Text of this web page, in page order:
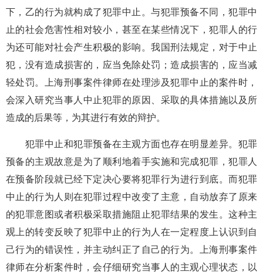
下，乙的行为就构成了犯罪中止。与犯罪预备不同，犯罪中
止的社会危害性相对较小，甚至在某些情况下，犯罪人的行
为还可能对社会产生积极的影响。我国刑法规定，对于中止
犯，没有造成损害的，应当免除处罚；造成损害的，应当减
轻处罚。上海刑事案件律师在处理涉及犯罪中止的案件时，
会深入研究当事人中止犯罪的原因、采取的具体措施以及所
造成的后果等，为其进行有效的辩护。
犯罪中止和犯罪预备在主观方面也存在明显差异。犯罪
预备的主观故意是为了顺利地着手实施和完成犯罪，犯罪人
在预备阶段就已经下定决心要将犯罪行为进行到底。而犯罪
中止的行为人则在犯罪过程中改变了主意，自动放弃了原来
的犯罪意图或者积极采取措施阻止犯罪结果的发生。这种主
观上的转变反映了犯罪中止的行为人在一定程度上认识到自
己行为的错误性，并主动纠正了自己的行为。上海刑事案件
律师在分析案件时，会仔细研究当事人的主观心理状态，以